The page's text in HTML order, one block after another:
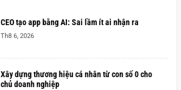
CEO tạo app bằng AI: Sai lầm ít ai nhận ra
Th8 6, 2026
Xây dựng thương hiệu cá nhân từ con số 0 cho
chủ doanh nghiệp